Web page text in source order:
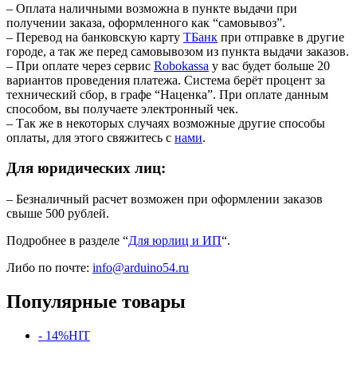
– Оплата наличными возможна в пункте выдачи при
получении заказа, оформленного как “самовывоз”.
– Перевод на банковскую карту TБанк при отправке в другие
городе, а так же перед самовывозом из пункта выдачи заказов.
– При оплате через сервис Robokassa у вас будет больше 20
вариантов проведения платежа. Система берёт процент за
технический сбор, в графе “Наценка”. При оплате данным
способом, вы получаете электронный чек.
– Так же в некоторых случаях возможные другие способы
оплаты, для этого свяжитесь с нами.
Для юридических лиц:
– Безналичный расчет возможен при оформлении заказов
свыше 500 рублей.
Подробнее в разделе “Для юрлиц и ИП“.
Либо по почте: info@arduino54.ru
Популярные товары
- 14%HIT